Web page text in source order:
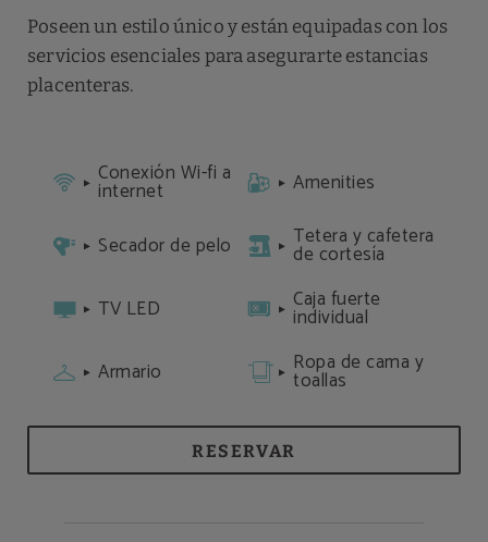
Poseen un estilo único y están equipadas con los
servicios esenciales para asegurarte estancias
placenteras.
Conexión Wi-fi a
internet Amenities
Secador de pelo Tetera y cafetera
de cortesía
TV LED
Caja fuerte
individual
Armario
Ropa de cama y
toallas
RESERVAR